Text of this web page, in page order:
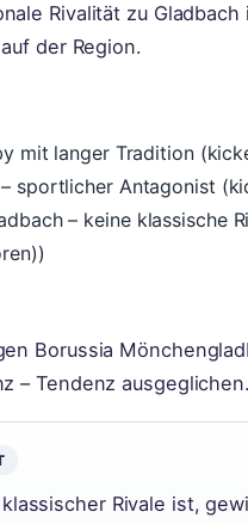
Rivalität zu
der Region.
mit langer Tradition
– sportlicher Antagonist
– keine klassische
Borussia
– Tendenz
Rivale ist,